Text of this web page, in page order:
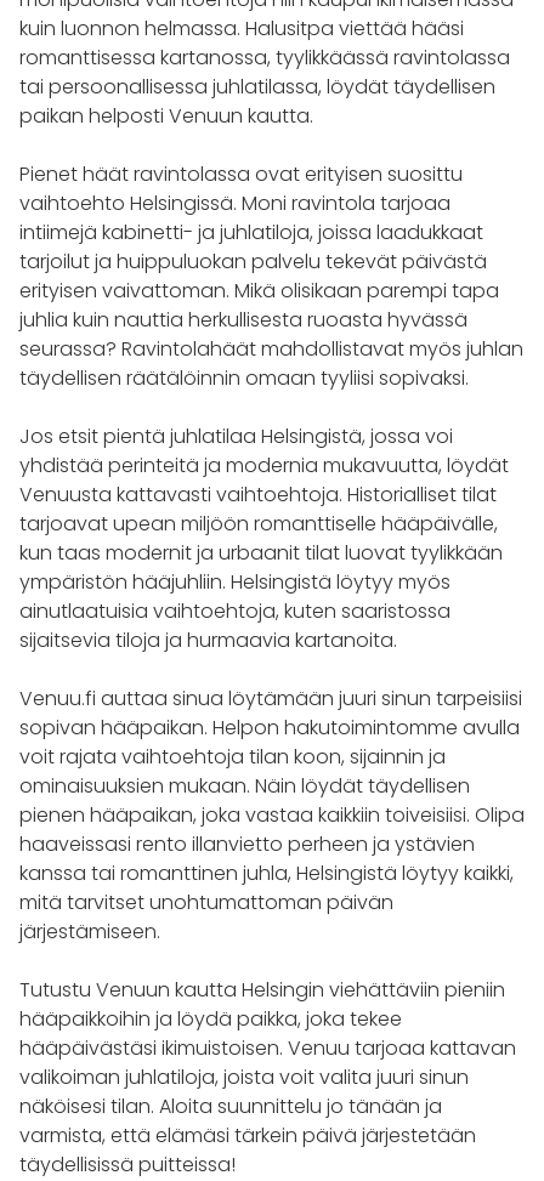
kuin luonnon helmassa. Halusitpa viettää hääsi
romanttisessa kartanossa, tyylikkäässä ravintolassa
tai persoonallisessa juhlatilassa, löydät täydellisen
paikan helposti Venuun kautta.
Pienet häät ravintolassa ovat erityisen suosittu
vaihtoehto Helsingissä. Moni ravintola tarjoaa
intiimejä kabinetti- ja juhlatiloja, joissa laadukkaat
tarjoilut ja huippuluokan palvelu tekevät päivästä
erityisen vaivattoman. Mikä olisikaan parempi tapa
juhlia kuin nauttia herkullisesta ruoasta hyvässä
seurassa? Ravintolahäät mahdollistavat myös juhlan
täydellisen räätälöinnin omaan tyyliisi sopivaksi.
Jos etsit pientä juhlatilaa Helsingistä, jossa voi
yhdistää perinteitä ja modernia mukavuutta, löydät
Venuusta kattavasti vaihtoehtoja. Historialliset tilat
tarjoavat upean miljöön romanttiselle hääpäivälle,
kun taas modernit ja urbaanit tilat luovat tyylikkään
ympäristön hääjuhliin. Helsingistä löytyy myös
ainutlaatuisia vaihtoehtoja, kuten saaristossa
sijaitsevia tiloja ja hurmaavia kartanoita.
Venuu.fi auttaa sinua löytämään juuri sinun tarpeisiisi
sopivan hääpaikan. Helpon hakutoimintomme avulla
voit rajata vaihtoehtoja tilan koon, sijainnin ja
ominaisuuksien mukaan. Näin löydät täydellisen
pienen hääpaikan, joka vastaa kaikkiin toiveisiisi. Olipa
haaveissasi rento illanvietto perheen ja ystävien
kanssa tai romanttinen juhla, Helsingistä löytyy kaikki,
mitä tarvitset unohtumattoman päivän
järjestämiseen.
Tutustu Venuun kautta Helsingin viehättäviin pieniin
hääpaikkoihin ja löydä paikka, joka tekee
hääpäivästäsi ikimuistoisen. Venuu tarjoaa kattavan
valikoiman juhlatiloja, joista voit valita juuri sinun
näköisesi tilan. Aloita suunnittelu jo tänään ja
varmista, että elämäsi tärkein päivä järjestetään
täydellisissä puitteissa!